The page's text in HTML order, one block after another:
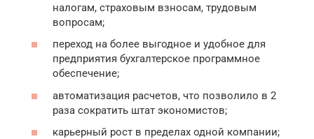
налогам, страховым взносам, трудовым
вопросам;
переход на более выгодное и удобное для
предприятия бухгалтерское программное
обеспечение;
автоматизация расчетов, что позволило в 2
раза сократить штат экономистов;
карьерный рост в пределах одной компании;